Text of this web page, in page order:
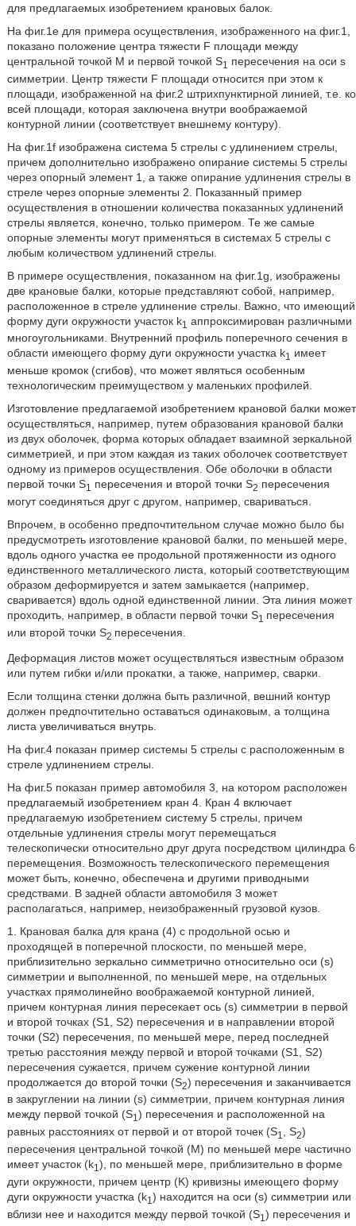
для предлагаемых изобретением крановых балок.
На фиг.1e для примера осуществления, изображенного на фиг.1,
показано положение центра тяжести F площади между
центральной точкой M и первой точкой S1
пересечения на оси s
симметрии. Центр тяжести F площади относится при этом к
площади, изображенной на фиг.2 штрихпунктирной линией, т.е. ко
всей площади, которая заключена внутри воображаемой
контурной линии (соответствует внешнему контуру).
На фиг.1f изображена система 5 стрелы с удлинением стрелы,
причем дополнительно изображено опирание системы 5 стрелы
через опорный элемент 1, а также опирание удлинения стрелы в
стреле через опорные элементы 2. Показанный пример
осуществления в отношении количества показанных удлинений
стрелы является, конечно, только примером. Те же самые
опорные элементы могут применяться в системах 5 стрелы с
любым количеством удлинений стрелы.
В примере осуществления, показанном на фиг.1g, изображены
две крановые балки, которые представляют собой, например,
расположенное в стреле удлинение стрелы. Важно, что имеющий
форму дуги окружности участок k1 аппроксимирован различными
многоугольниками. Внутренний профиль поперечного сечения в
области имеющего форму дуги окружности участка k1
имеет
меньше кромок (сгибов), что может являться особенным
технологическим преимуществом у маленьких профилей.
Изготовление предлагаемой изобретением крановой балки может
осуществляться, например, путем образования крановой балки
из двух оболочек, форма которых обладает взаимной зеркальной
симметрией, и при этом каждая из таких оболочек соответствует
одному из примеров осуществления. Обе оболочки в области
первой точки S1 пересечения и второй точки S2 пересечения
могут соединяться друг с другом, например, свариваться.
Впрочем, в особенно предпочтительном случае можно было бы
предусмотреть изготовление крановой балки, по меньшей мере,
вдоль одного участка ее продольной протяженности из одного
единственного металлического листа, который соответствующим
образом деформируется и затем замыкается (например,
сваривается) вдоль одной единственной линии. Эта линия может
проходить, например, в области первой точки S1 пересечения
или второй точки S2 пересечения.
Деформация листов может осуществляться известным образом
или путем гибки и/или прокатки, а также, например, сварки.
Если толщина стенки должна быть различной, вешний контур
должен предпочтительно оставаться одинаковым, а толщина
листа увеличиваться внутрь.
На фиг.4 показан пример системы 5 стрелы с расположенным в
стреле удлинением стрелы.
На фиг.5 показан пример автомобиля 3, на котором расположен
предлагаемый изобретением кран 4. Кран 4 включает
предлагаемую изобретением систему 5 стрелы, причем
отдельные удлинения стрелы могут перемещаться
телескопически относительно друг друга посредством цилиндра 6
перемещения. Возможность телескопического перемещения
может быть, конечно, обеспечена и другими приводными
средствами. В задней области автомобиля 3 может
располагаться, например, неизображенный грузовой кузов.
1. Крановая балка для крана (4) с продольной осью и
проходящей в поперечной плоскости, по меньшей мере,
приблизительно зеркально симметрично относительно оси (s)
симметрии и выполненной, по меньшей мере, на отдельных
участках прямолинейно воображаемой контурной линией,
причем контурная линия пересекает ось (s) симметрии в первой
и второй точках (S1, S2) пересечения и в направлении второй
точки (S2) пересечения, по меньшей мере, перед последней
третью расстояния между первой и второй точками (S1, S2)
пересечения сужается, причем сужение контурной линии
продолжается до второй точки (S2) пересечения и заканчивается
в закруглении на линии (s) симметрии, причем контурная линия
между первой точкой (S1 ) пересечения и расположенной на
равных расстояниях от первой и от второй точек (S1 , S2)
пересечения центральной точкой (М) по меньшей мере частично
имеет участок (k1 ), по меньшей мере, приблизительно в форме
дуги окружности, причем центр (K) кривизны имеющего форму
дуги окружности участка (k1 ) находится на оси (s) симметрии или
вблизи нее и находится между первой точкой (S1 ) пересечения и